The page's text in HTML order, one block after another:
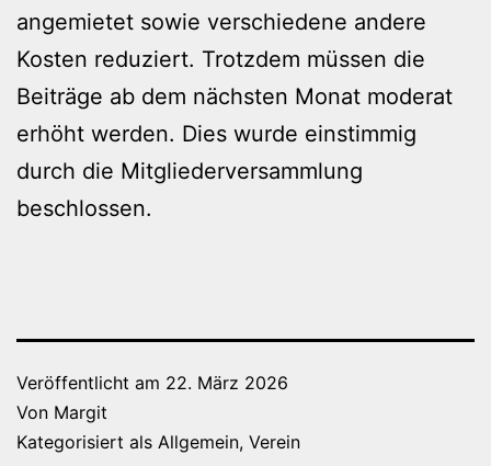
angemietet sowie verschiedene andere
Kosten reduziert. Trotzdem müssen die
Beiträge ab dem nächsten Monat moderat
erhöht werden. Dies wurde einstimmig
durch die Mitgliederversammlung
beschlossen.
Veröffentlicht am 22. März 2026
Von Margit
Kategorisiert als Allgemein, Verein